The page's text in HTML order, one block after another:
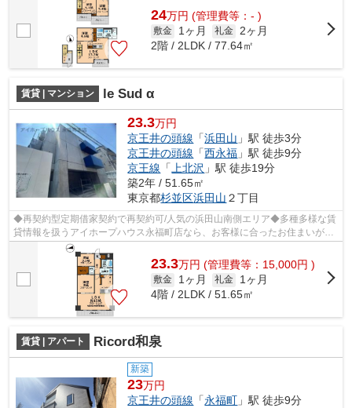
24万円 (管理費等：- )
敷金 1ヶ月 礼金 2ヶ月
2階 / 2LDK / 77.64㎡
賃貸 | マンション le Sud α
23.3万円
京王井の頭線 「浜田山 」駅 徒歩3分
京王井の頭線 「西永福 」駅 徒歩9分
京王線 「 上北沢 」駅 徒歩19分
築2年 / 51.65㎡
東京都杉並区浜田山 ２丁目
◆再契約型定期借家契約で再契約可/人気の浜田山南側エリア◆多種多様な賃
貸情報を扱うアイホープハウス永福町店なら、お客様に合ったお住まいがき
っと見つかります。お電話03-3327-7774...
23.3万円 (管理費等：15,000円 )
敷金 1ヶ月 礼金
1ヶ月
4階 / 2LDK / 51.65㎡
賃貸 | アパート Ricord和泉
新築
23万円
京王井の頭線 「永福町 」駅 徒歩9分